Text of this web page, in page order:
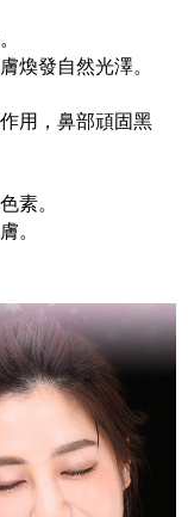
煥發自然光澤。
用，鼻部頑固黑
素。
。